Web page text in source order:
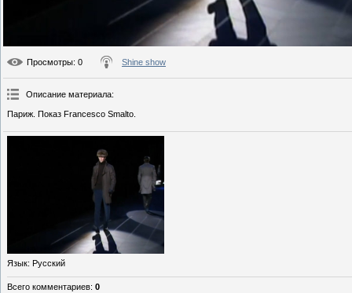
Просмотры: 0 Shine show
Описание материала:
Париж. Показ Francesco Smalto.
Язык: Русский
Всего комментариев: 0